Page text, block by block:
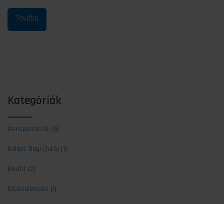
Kategóriák
#ensportarcok (5)
Balázs Bogi (futó) (1)
Bikefit (2)
Edzéselemzés (1)